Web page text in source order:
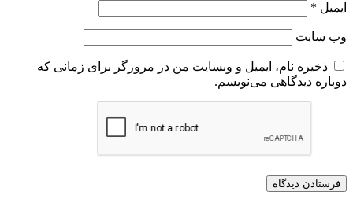
ایمیل *
وب‌ سایت
ذخیره نام، ایمیل و وبسایت من در مرورگر برای زمانی که
دوباره دیدگاهی می‌نویسم.